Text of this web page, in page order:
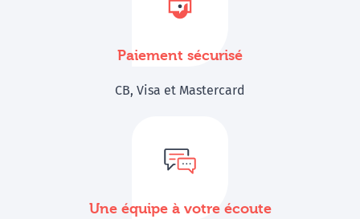
Paiement sécurisé
CB, Visa et Mastercard
Une équipe à votre écoute